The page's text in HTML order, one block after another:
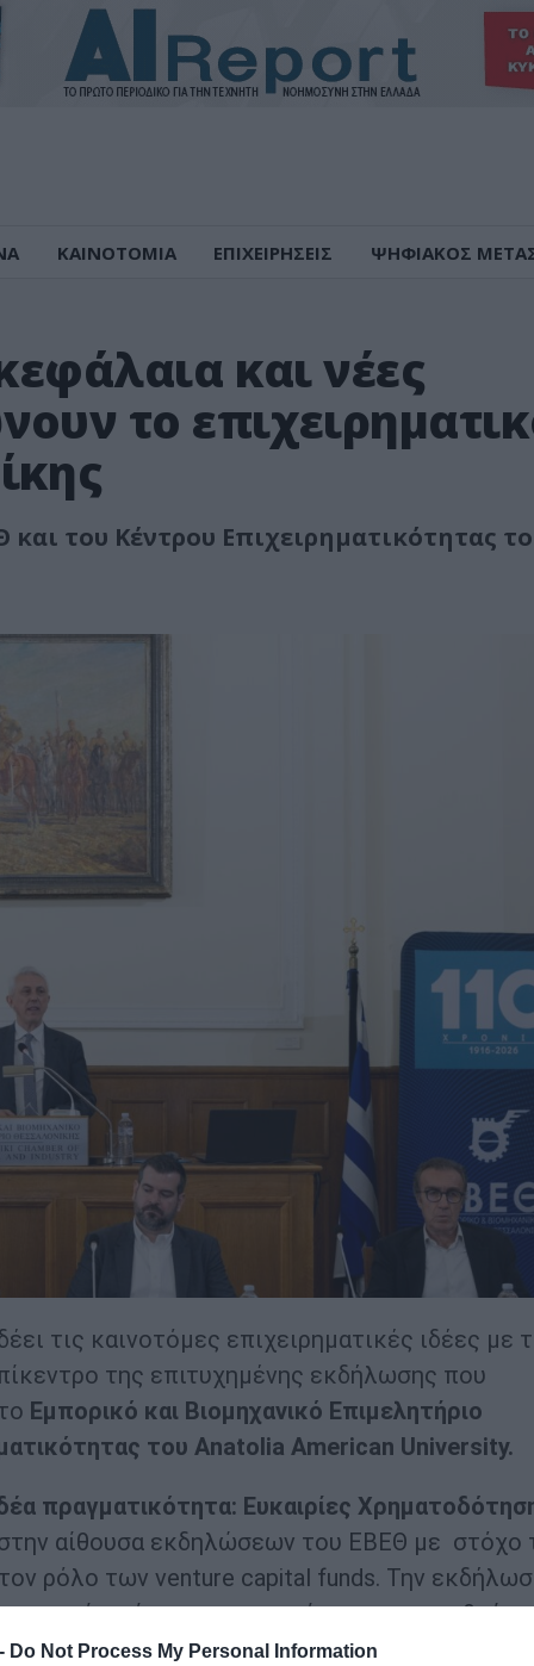
Do Not Process My Personal Information
ΚΑΙΝΟΤΟΜΙΑ ΕΠΙΧΕΙΡΗΣΕΙΣ ΨΗΦΙΑΚΟΣ
και νέες
το
του Κέντρου Επιχειρηματικότητας
τις καινοτόμες επιχειρηματικές ιδέες με
της επιτυχημένης εκδήλωσης που
Εμπορικό και Βιομηχανικό Επιμελητήριο
του Anatolia American University.
πραγματικότητα: Ευκαιρίες
αίθουσα εκδηλώσεων του ΕΒΕΘ με στόχο
ρόλο των venture capital funds. Την
οποίοι είχαν την ευκαιρία να ενημερωθούν
καθώς και τα βήματα που